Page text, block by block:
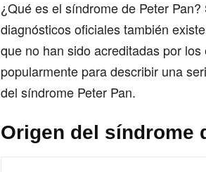
¿Qué es el síndrome de Peter
diagnósticos oficiales también
que no han sido acreditadas por
popularmente para describir una
del síndrome Peter Pan.
Origen del síndrome